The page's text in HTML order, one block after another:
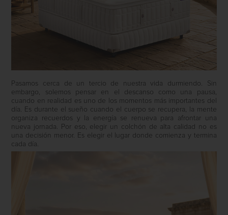
Pasamos cerca de un tercio de nuestra vida durmiendo. Sin
embargo, solemos pensar en el descanso como una pausa,
cuando en realidad es uno de los momentos más importantes del
día. Es durante el sueño cuando el cuerpo se recupera, la mente
organiza recuerdos y la energía se renueva para afrontar una
nueva jornada. Por eso, elegir un colchón de alta calidad no es
una decisión menor. Es elegir el lugar donde comienza y termina
cada día.